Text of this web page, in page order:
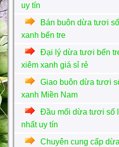
uy tín
Bán buôn dừa tươi
xanh bến tre
Đại lý dừa tươi bến
xiêm xanh giá sỉ rẻ
Giao buôn dừa tươi
xanh Miền Nam
Đầu mối dừa tươi số
nhất uy tín
Chuyên cung cấp